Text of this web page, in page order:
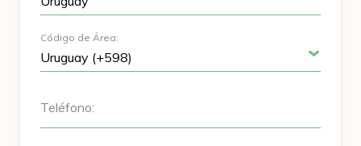
Código de Área:
Teléfono: